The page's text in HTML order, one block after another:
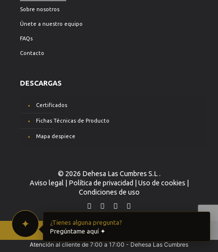
Sobre nosotros
Únete a nuestro equipo
FAQs
Contacto
DESCARGAS
Certificados
Fichas Técnicas de Producto
Mapa despiece
© 2026 Dehesa Las Cumbres S.L .
Aviso legal
Política de privacidad Uso de cookies
Condiciones de uso
Atención al cliente de 7:00 a 17:00 - Dehesa Las Cumbres
¿Tienes alguna pregunta?
Pregúntame aquí ✦
✦